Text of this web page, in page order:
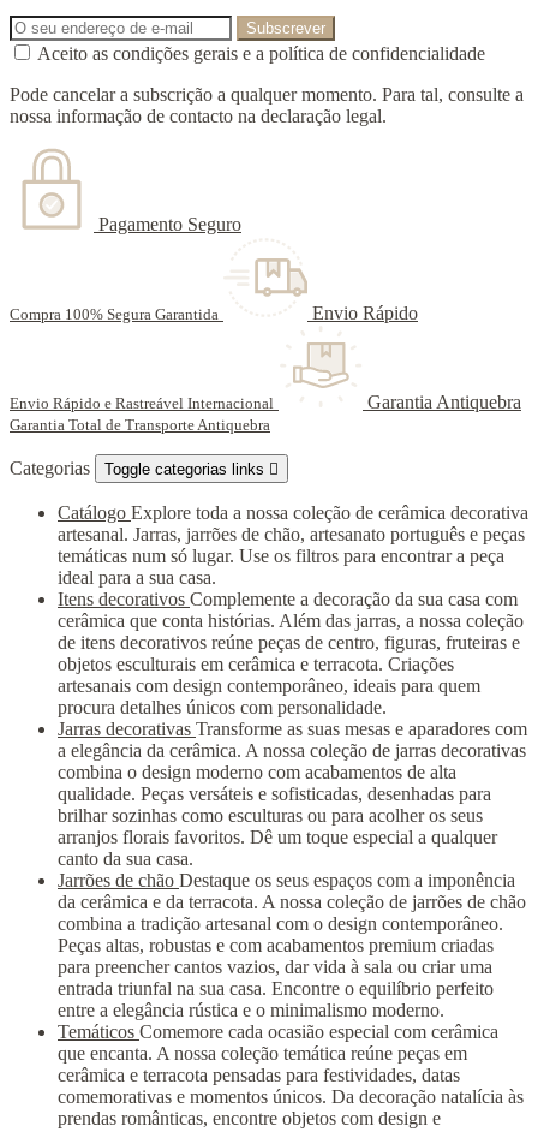
Aceito as condições gerais e a política de confidencialidade
Pode cancelar a subscrição a qualquer momento. Para tal, consulte a
nossa informação de contacto na declaração legal.
Pagamento Seguro
Compra 100% Segura Garantida Envio Rápido
Envio Rápido e Rastreável Internacional Garantia Antiquebra
Garantia Total de Transporte Antiquebra
Categorias Toggle categorias links 
Catálogo Explore toda a nossa coleção de cerâmica decorativa
artesanal. Jarras, jarrões de chão, artesanato português e peças
temáticas num só lugar. Use os filtros para encontrar a peça
ideal para a sua casa.
Itens decorativos Complemente a decoração da sua casa com
cerâmica que conta histórias. Além das jarras, a nossa coleção
de itens decorativos reúne peças de centro, figuras, fruteiras e
objetos esculturais em cerâmica e terracota. Criações
artesanais com design contemporâneo, ideais para quem
procura detalhes únicos com personalidade.
Jarras decorativas Transforme as suas mesas e aparadores com
a elegância da cerâmica. A nossa coleção de jarras decorativas
combina o design moderno com acabamentos de alta
qualidade. Peças versáteis e sofisticadas, desenhadas para
brilhar sozinhas como esculturas ou para acolher os seus
arranjos florais favoritos. Dê um toque especial a qualquer
canto da sua casa.
Jarrões de chão Destaque os seus espaços com a imponência
da cerâmica e da terracota. A nossa coleção de jarrões de chão
combina a tradição artesanal com o design contemporâneo.
Peças altas, robustas e com acabamentos premium criadas
para preencher cantos vazios, dar vida à sala ou criar uma
entrada triunfal na sua casa. Encontre o equilíbrio perfeito
entre a elegância rústica e o minimalismo moderno.
Temáticos Comemore cada ocasião especial com cerâmica
que encanta. A nossa coleção temática reúne peças em
cerâmica e terracota pensadas para festividades, datas
comemorativas e momentos únicos. Da decoração natalícia às
prendas românticas, encontre objetos com design e